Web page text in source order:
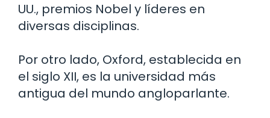
UU., premios Nobel y líderes en
diversas disciplinas.
Por otro lado, Oxford, establecida en
el siglo XII, es la universidad más
antigua del mundo angloparlante.